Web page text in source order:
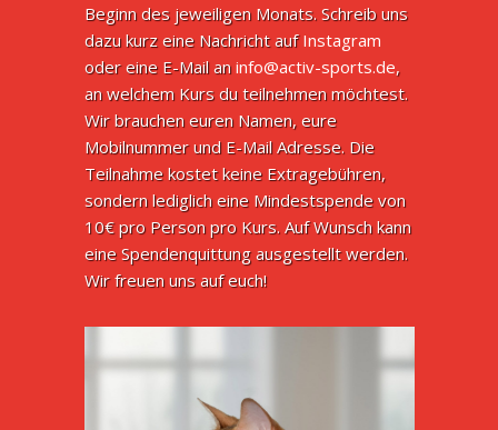
Beginn des jeweiligen Monats. Schreib uns
dazu kurz eine Nachricht aufInstagram
oder eine E-Mail aninfo@activ-sports.de,
an welchem Kurs du teilnehmen möchtest.
Wir brauchen euren Namen, eure
Mobilnummer und E-Mail Adresse. Die
Teilnahme kostet keine Extragebühren,
sondern lediglich eine Mindestspende von
10€ pro Person pro Kurs. Auf Wunsch kann
eine Spendenquittung ausgestellt werden.
Wir freuen uns auf euch!